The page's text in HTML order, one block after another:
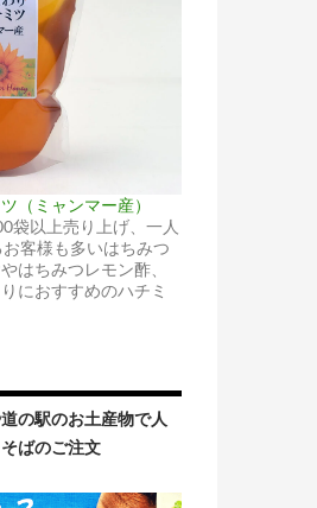
（ミャンマー産）
袋以上売り上げ、一人
客様も多いはちみつ
はちみつレモン酢、
におすすめのハチミ
の駅のお土産物で人
ばのご注文